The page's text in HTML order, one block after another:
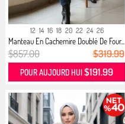
12 14 16 18 20 22 24 26
Manteau En Cachemire Doublé De Four...
$857.00 $319.99
POUR AUJOURD HUI$191.99